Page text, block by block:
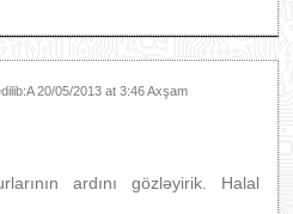
20/05/2013 at 3:46 Axşam
ardını gözləyirik. Halal